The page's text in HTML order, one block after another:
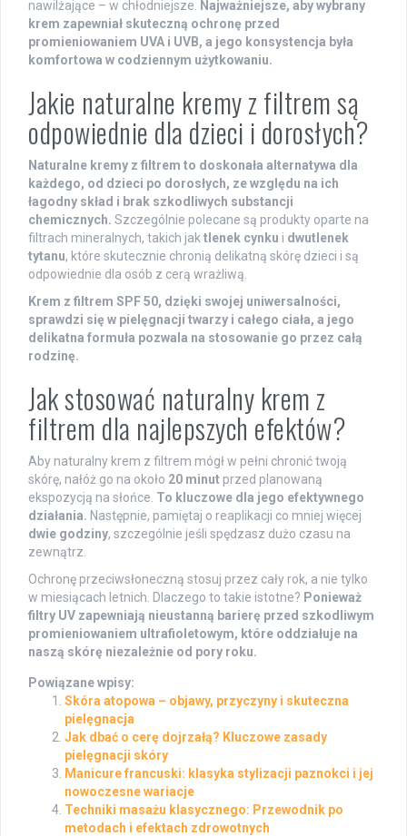
nawilżające – w chłodniejsze.
Najważniejsze, aby wybrany
krem zapewniał skuteczną ochronę przed
promieniowaniem UVA i UVB, a jego konsystencja była
komfortowa w codziennym użytkowaniu.
Jakie naturalne kremy z filtrem są
odpowiednie dla dzieci i dorosłych?
Naturalne kremy z filtrem to doskonała alternatywa dla
każdego, od dzieci po dorosłych, ze względu na ich
łagodny skład i brak szkodliwych substancji
chemicznych. Szczególnie polecane są produkty oparte na
filtrach mineralnych, takich jak tlenek cynku i dwutlenek
tytanu, które skutecznie chronią delikatną skórę dzieci i są
odpowiednie dla osób z cerą wrażliwą.
Krem z filtrem SPF 50, dzięki swojej uniwersalności,
sprawdzi się w pielęgnacji twarzy i całego ciała, a jego
delikatna formuła pozwala na stosowanie go przez całą
rodzinę.
Jak stosować naturalny krem z
filtrem dla najlepszych efektów?
Aby naturalny krem z filtrem mógł w pełni chronić twoją
skórę, nałóż go na około 20 minut przed planowaną
ekspozycją na słońce. To kluczowe dla jego efektywnego
działania. Następnie, pamiętaj o reaplikacji co mniej więcej
dwie godziny, szczególnie jeśli spędzasz dużo czasu na
zewnątrz.
Ochronę przeciwsłoneczną stosuj przez cały rok, a nie tylko
w miesiącach letnich. Dlaczego to takie istotne? Ponieważ
filtry UV zapewniają nieustanną barierę przed szkodliwym
promieniowaniem ultrafioletowym, które oddziałuje na
naszą skórę niezależnie od pory roku.
Powiązane wpisy:
Skóra atopowa – objawy, przyczyny i skuteczna
pielęgnacja
Jak dbać o cerę dojrzałą? Kluczowe zasady
pielęgnacji skóry
Manicure francuski: klasyka stylizacji paznokci i jej
nowoczesne wariacje
Techniki masażu klasycznego: Przewodnik po
metodach i efektach zdrowotnych